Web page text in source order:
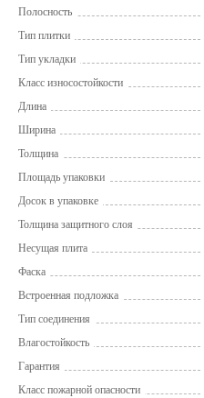
Полосность
Тип плитки
Тип укладки
Класс износостойкости
Длина
Ширина
Толщина
Площадь упаковки
Досок в упаковке
Толщина защитного слоя
Несущая плита
Фаска
Встроенная подложка
Тип соединения
Влагостойкость
Гарантия
Класс пожарной опасности